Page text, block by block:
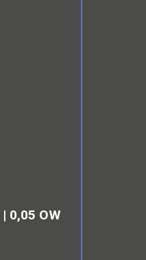
| 0,05 OW